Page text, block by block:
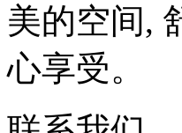
美的空间,
心享受。